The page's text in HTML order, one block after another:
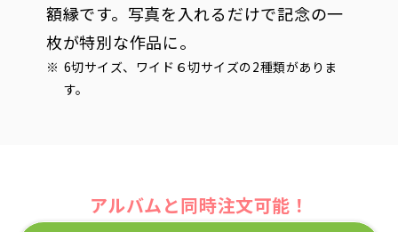
額縁です。写真を入れるだけで記念の一
枚が特別な作品に。
6切サイズ、ワイド６切サイズの2種類がありま
す。
アルバムと同時注文可能！